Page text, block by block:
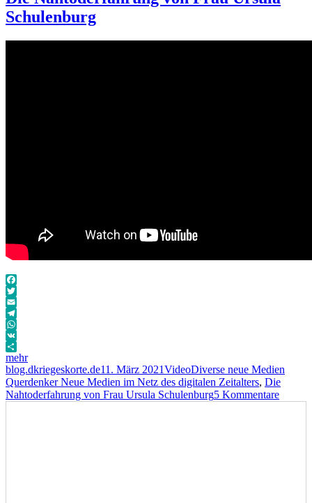
Schulenburg
Facebook
Twitter
Email
Telegram
WhatsApp
VK
mehr
Autor
blog.dkriegeskorte.deVeröffentlicht
am
11. März 2021Format
VideoKategorien
Diverse neue Medien
Querdenker Neue Medien im Netz des digitalen Zeitalters, Die
Nahtoderfahrung von Frau Ursula Schulenburg5 Kommentarezu